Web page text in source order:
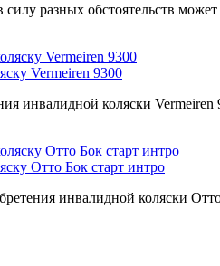
разных обстоятельств
Vermeiren 9300
инвалидной коляски
Отто Бок старт интро
инвалидной коляски